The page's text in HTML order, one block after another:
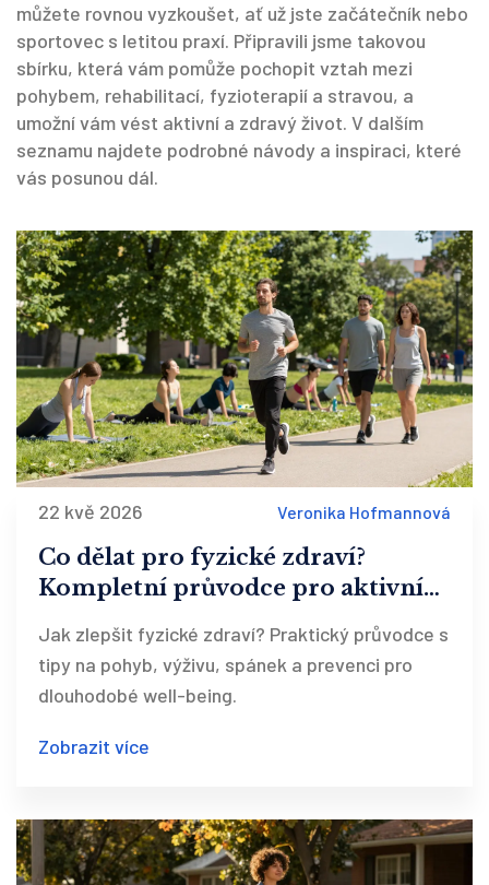
můžete rovnou vyzkoušet, ať už jste začátečník nebo
sportovec s letitou praxí. Připravili jsme takovou
sbírku, která vám pomůže pochopit vztah mezi
pohybem, rehabilitací, fyzioterapií a stravou, a
umožní vám vést aktivní a zdravý život. V dalším
seznamu najdete podrobné návody a inspiraci, které
vás posunou dál.
22 kvě 2026 Veronika Hofmannová
Co dělat pro fyzické zdraví?
Kompletní průvodce pro aktivní
Jak zlepšit fyzické zdraví? Praktický průvodce s
tipy na pohyb, výživu, spánek a prevenci pro
dlouhodobé well-being.
Zobrazit více